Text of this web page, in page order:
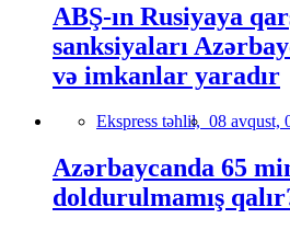
ABŞ-ın Rusiyaya
sanksiyaları
və imkanlar yaradır
Ekspress təhlil, 08 avqust,
Azərbaycanda 65
doldurulmamış